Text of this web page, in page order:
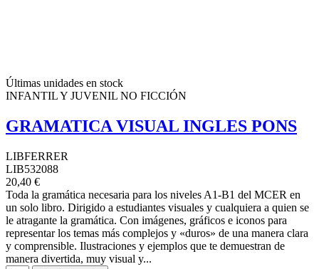
Últimas unidades en stock
INFANTIL Y JUVENIL NO FICCIÓN
GRAMATICA VISUAL INGLES PONS
LIBFERRER
LIB532088
20,40 €
Toda la gramática necesaria para los niveles A1-B1 del MCER en
un solo libro. Dirigido a estudiantes visuales y cualquiera a quien se
le atragante la gramática. Con imágenes, gráficos e iconos para
representar los temas más complejos y «duros» de una manera clara
y comprensible. Ilustraciones y ejemplos que te demuestran de
manera divertida, muy visual y...